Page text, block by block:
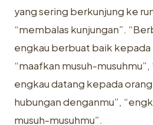
yang sering berkunjung ke
“membalas kunjungan”.
engkau berbuat baik kepada
“maafkan musuh-musuhmu”,
engkau datang kepada
hubungan denganmu”,
musuh-musuhmu”.